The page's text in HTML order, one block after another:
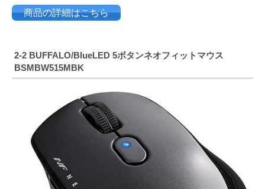
商品の詳細はこちら
2-2 BUFFALO/BlueLED 5ボタンネオフィットマウス
BSMBW515MBK